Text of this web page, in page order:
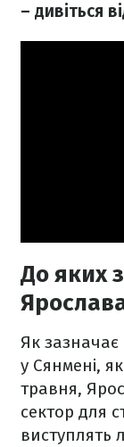
– дивіться
До яких
Як зазначає
у Сянмені,
травня,
сектор для
виступлять